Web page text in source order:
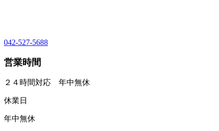
042-527-5688
営業時間
２４時間対応 年中無休
休業日
年中無休